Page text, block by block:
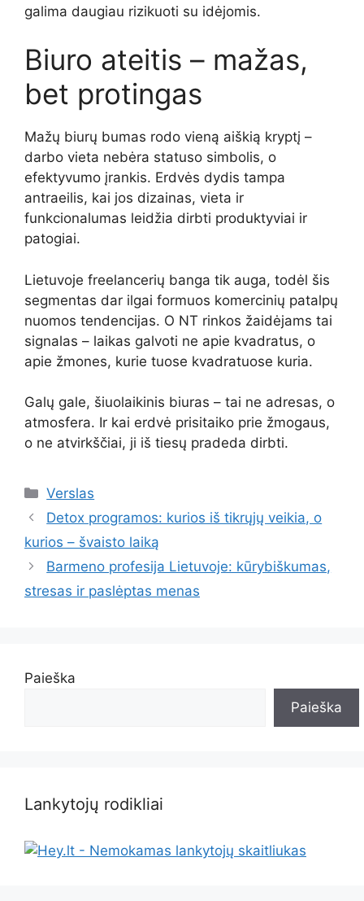
galima daugiau rizikuoti su idėjomis.
Biuro ateitis – mažas,
bet protingas
Mažų biurų bumas rodo vieną aiškią kryptį –
darbo vieta nebėra statuso simbolis, o
efektyvumo įrankis. Erdvės dydis tampa
antraeilis, kai jos dizainas, vieta ir
funkcionalumas leidžia dirbti produktyviai ir
patogiai.
Lietuvoje freelancerių banga tik auga, todėl šis
segmentas dar ilgai formuos komercinių patalpų
nuomos tendencijas. O NT rinkos žaidėjams tai
signalas – laikas galvoti ne apie kvadratus, o
apie žmones, kurie tuose kvadratuose kuria.
Galų gale, šiuolaikinis biuras – tai ne adresas, o
atmosfera. Ir kai erdvė prisitaiko prie žmogaus,
o ne atvirkščiai, ji iš tiesų pradeda dirbti.
Kategorijos
Verslas
Detox programos: kurios iš tikrųjų veikia, o
kurios – švaisto laiką
Barmeno profesija Lietuvoje: kūrybiškumas,
stresas ir paslėptas menas
Paieška
Paieška
Lankytojų rodikliai